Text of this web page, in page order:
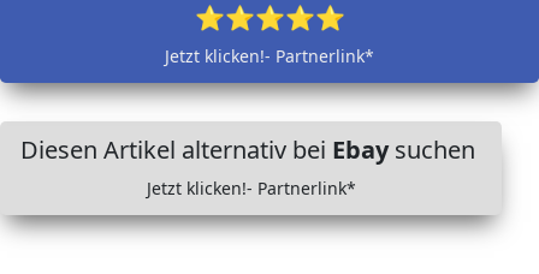
⭐⭐⭐⭐⭐
Jetzt klicken!- Partnerlink*
Diesen Artikel alternativ bei Ebaysuchen
Jetzt klicken!- Partnerlink*